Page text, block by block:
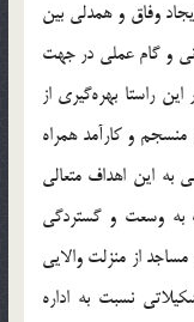
وفاق و همدلي بين
و گام عملي در جهت
راستا بهره‌گيري از
و كارآمد همراه
به اين اهداف متعالي
به وسعت و گستردگي
از منزلت والايي
نسبت به اداره